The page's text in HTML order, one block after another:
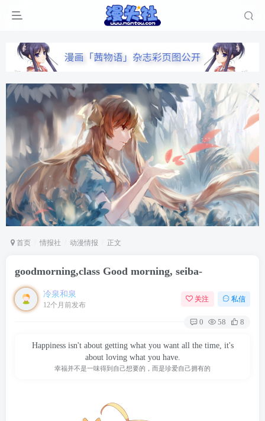
首页 情报社 动漫情报 正文
goodmorning,class Good morning, seiba-
冷泉和泉
12个月前发布
关注 私信
0 58 8
Happiness isn't about getting what you want all the time, it's
about loving what you have.
幸福并不是一味得到自己想要的，而是珍爱自己拥有的